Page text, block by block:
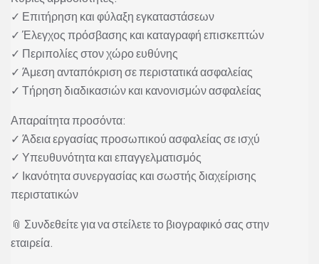
✓ Επιτήρηση και φύλαξη εγκαταστάσεων
✓ Έλεγχος πρόσβασης και καταγραφή επισκεπτών
✓ Περιπολίες στον χώρο ευθύνης
✓ Άμεση ανταπόκριση σε περιστατικά ασφαλείας
✓ Τήρηση διαδικασιών και κανονισμών ασφαλείας
Απαραίτητα προσόντα:
✓ Άδεια εργασίας προσωπικού ασφαλείας σε ισχύ
✓ Υπευθυνότητα και επαγγελματισμός
✓ Ικανότητα συνεργασίας και σωστής διαχείρισης
περιστατικών
📎 Συνδεθείτε για να στείλετε το βιογραφικό σας στην
εταιρεία.